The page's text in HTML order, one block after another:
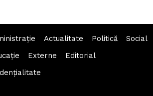
Actualitate Politică
Social
Externe
Editorial